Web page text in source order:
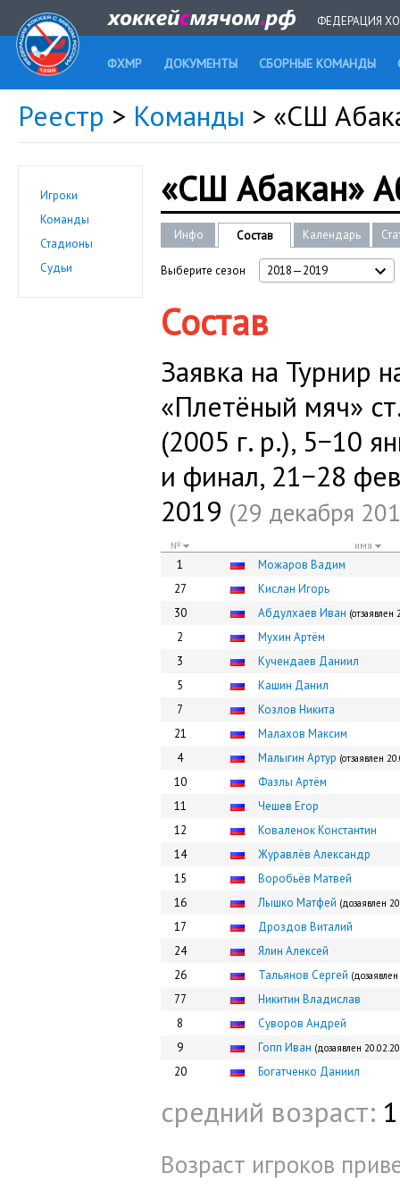
ФЕДЕРАЦИЯ
ФХМР ДОКУМЕНТЫ СБОРНЫЕ КОМАНДЫ
Реестр > Команды > «СШ
Игроки
Команды
Стадионы
Судьи
«СШ Абакан»
Инфо Состав Календарь
Выберите сезон 2018—2019
Состав
Заявка на Турнир
«Плетёный мяч»
(2005 г. р.), 5−10
и финал, 21−28
2019 (29 декабря
№ имя
1
Можаров Вадим
27
Кислан Игорь
30
Абдулхаев Иван (отзаявлен
2
Мухин Артём
3
Кучендаев Даниил
5
Кашин Данил
7
Козлов Никита
21
Малахов Максим
4
Малыгин Артур (отзаявлен
10
Фазлы Артём
11
Чешев Егор
12
Коваленок Константин
14
Журавлёв Александр
15
Воробьёв Матвей
16
Лышко Матфей (дозаявлен
17
Дроздов Виталий
24
Ялин Алексей
26
Тальянов Сергей
77
Никитин Владислав
8
Суворов Андрей
9
Гопп Иван (дозаявлен
20 Богатченко Даниил
средний возраст:
Возраст игроков